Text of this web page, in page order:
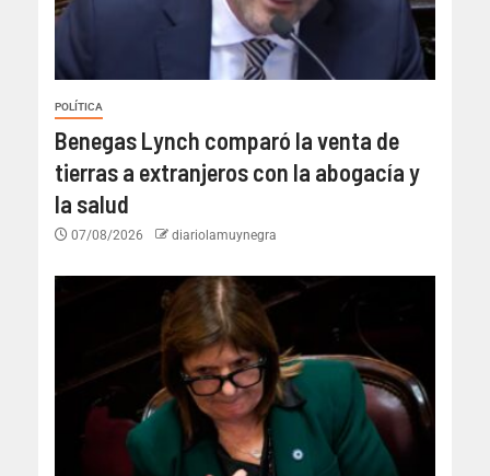
POLÍTICA
Benegas Lynch comparó la venta de
tierras a extranjeros con la abogacía y
la salud
07/08/2026 diariolamuynegra